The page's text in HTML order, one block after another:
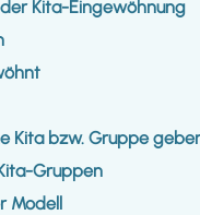
Kita-Eingewöhnung
Kita bzw. Gruppe
Gruppen
Modell